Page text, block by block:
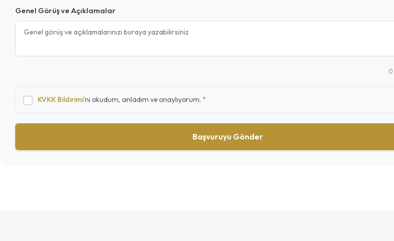
Genel Görüş ve Açıklamalar
0
KVKK Bildirimi'ni okudum, anladım ve onaylıyorum. *
Başvuruyu Gönder